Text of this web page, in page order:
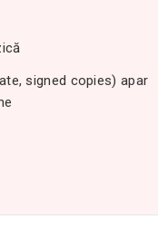
signed copies) apar